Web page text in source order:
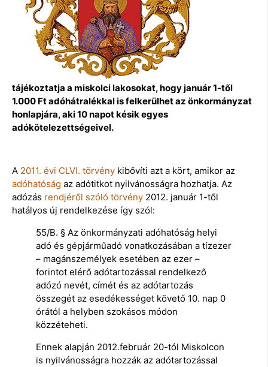
tájékoztatja a miskolci lakosokat, hogy január 1-től
1.000 Ft adóhátralékkal is felkerülhet az önkormányzat
honlapjára, aki 10 napot késik egyes
adókötelezettségeivel.
A 2011. évi CLVI. törvény kibővíti azt a kört, amikor az
adóhatóság az adótitkot nyilvánosságra hozhatja. Az
adózás rendjéről szóló törvény 2012. január 1-től
hatályos új rendelkezése így szól:
55/B. § Az önkormányzati adóhatóság helyi
adó és gépjárműadó vonatkozásában a tízezer
– magánszemélyek esetében az ezer –
forintot elérő adótartozással rendelkező
adózó nevét, címét és az adótartozás
összegét az esedékességet követő 10. nap 0
órától a helyben szokásos módon
közzéteheti.
Ennek alapján 2012.február 20-tól Miskolcon
is nyilvánosságra hozzák az adótartozással